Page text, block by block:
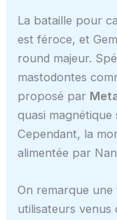
La bataille pour
est féroce, et
round majeur.
mastodontes
proposé par
quasi
Cependant, la
alimentée par
On remarque une
utilisateurs venus